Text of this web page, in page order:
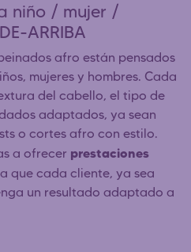
niño / mujer /
ARRIBA
afro están pensados
mujeres y hombres. Cada
del cabello, el tipo de
adaptados, ya sean
o cortes afro con estilo.
a ofrecer prestaciones
que cada cliente, ya sea
un resultado adaptado a